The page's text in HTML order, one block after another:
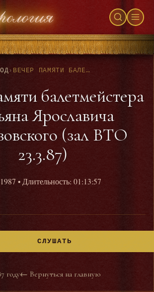
› ВЕЧЕР ПАМЯТИ БАЛЕТМЕЙСТЕРА КАСЬЯНА ЯРОСЛАВИЧА ГОЛЕЙЗОВСКОГО (ЗАЛ ВТО 23.3.87)
балетмейстера
Ярославича
(зал ВТО
23.3.87)
• Длительность: 01:13:57
СЛУШАТЬ
году← Вернуться на главную